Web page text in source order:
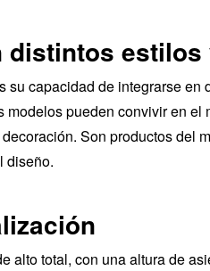
estilos
capacidad de integrarse
pueden convivir en
Son productos del
diseño.
alto total, con una altura de